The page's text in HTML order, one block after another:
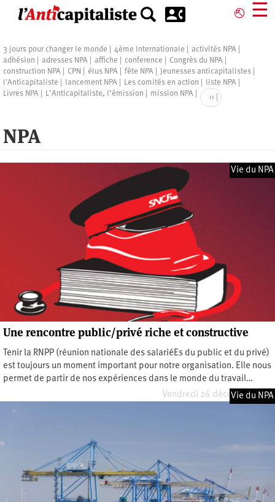
principal
⎋ ☰
3 jours pour changer le monde 4ème Internationale
activités NPA
adhésion
adresses NPA affiche conference
Congrès du NPA
construction NPA
CPN élus NPA fête NPA
Jeunesses anticapitalistes
l'Anticapitaliste
lancement NPA Les comités en action
liste NPA
Livres NPA
L’Anticapitaliste, l’émission mission NPA
Pagination
Page
suivante
››
NPA
Vie du NPA
Une rencontre public/privé riche et constructive
Tenir la RNPP (réunion nationale des salariéEs du public et du privé)
est toujours un moment important pour notre organisation. Elle nous
permet de partir de nos expériences dans le monde du travail…
Vendredi 26 décembre 2025
Vie du NPA